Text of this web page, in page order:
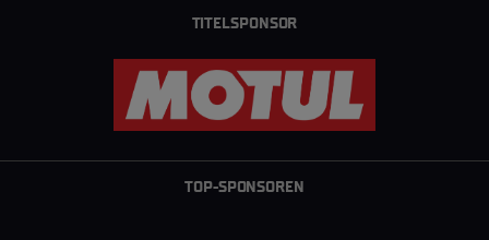
TITELSPONSOR
TOP-SPONSOREN